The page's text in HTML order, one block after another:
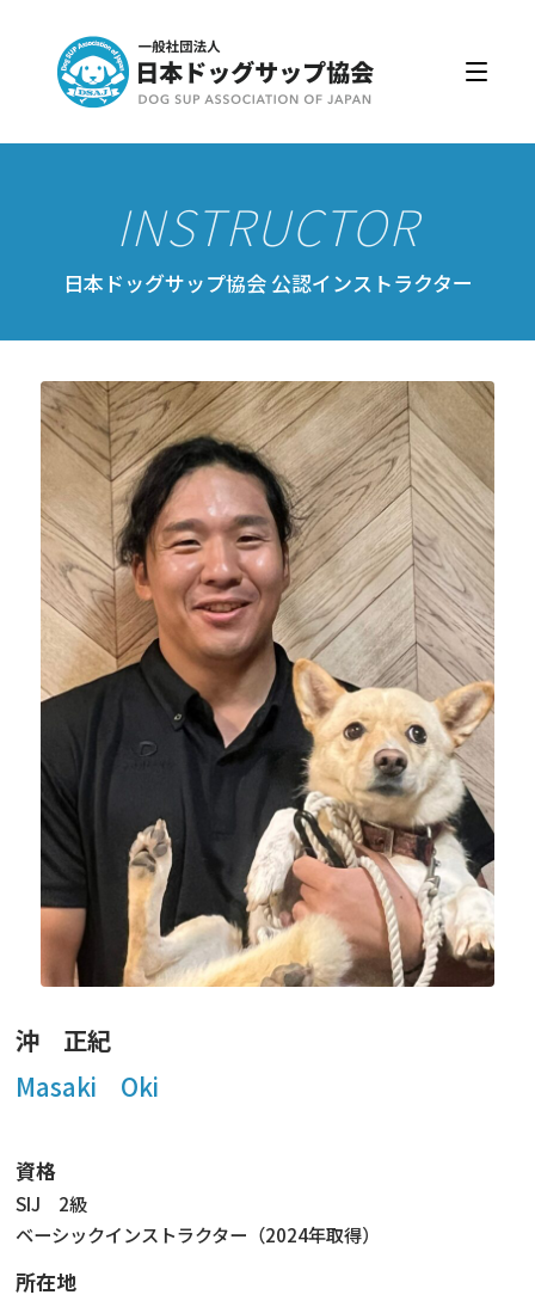
入会・更新
公認スクール・インストラクター
公認スクール案内
資格取得・協会規約
会員ページ
ドッグサップをはじめよう
ニュース
フォト＆ムービー
お問い合わせ
日本ドッグサップ協会 公認インストラクター
沖 正紀
Masaki Oki
資格
SIJ 2級
ベーシックインストラクター（2024年取得）
所在地